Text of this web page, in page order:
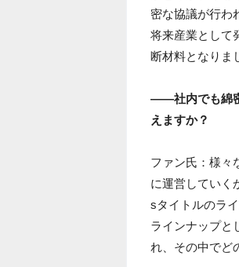
密な協議が行わ
将来産業として
断材料となりま
――社内でも綿
えますか？
ファン氏：様々
に運営していく
sタイトルのラ
ラインナップと
れ、その中でど